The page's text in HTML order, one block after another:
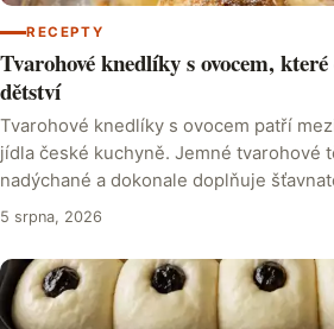
RECEPTY
Tvarohové knedlíky s ovocem,
dětství
Tvarohové knedlíky s ovocem patří
jídla české kuchyně. Jemné tvarohové
nadýchané a dokonale doplňuje
5 srpna, 2026